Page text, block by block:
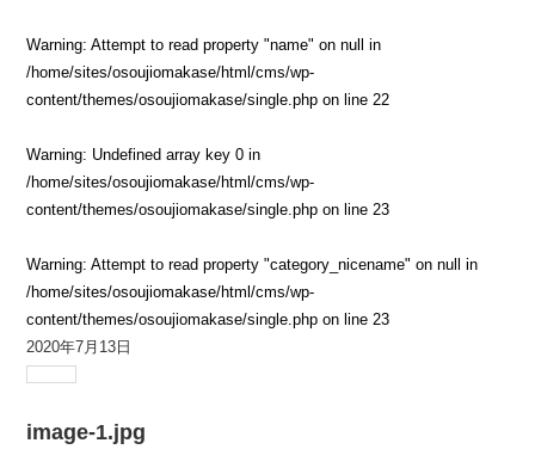
Warning: Attempt to read property "name" on null in
/home/sites/osoujiomakase/html/cms/wp-
content/themes/osoujiomakase/single.php on line 22
Warning: Undefined array key 0 in
/home/sites/osoujiomakase/html/cms/wp-
content/themes/osoujiomakase/single.php on line 23
Warning: Attempt to read property "category_nicename" on null in
/home/sites/osoujiomakase/html/cms/wp-
content/themes/osoujiomakase/single.php on line 23
2020年7月13日
image-1.jpg